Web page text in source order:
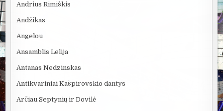
Andrius Rimiškis
Andžikas
Angelou
Ansamblis Lelija
Antanas Nedzinskas
Antikvariniai Kašpirovskio dantys
Arčiau Septynių ir Dovilė